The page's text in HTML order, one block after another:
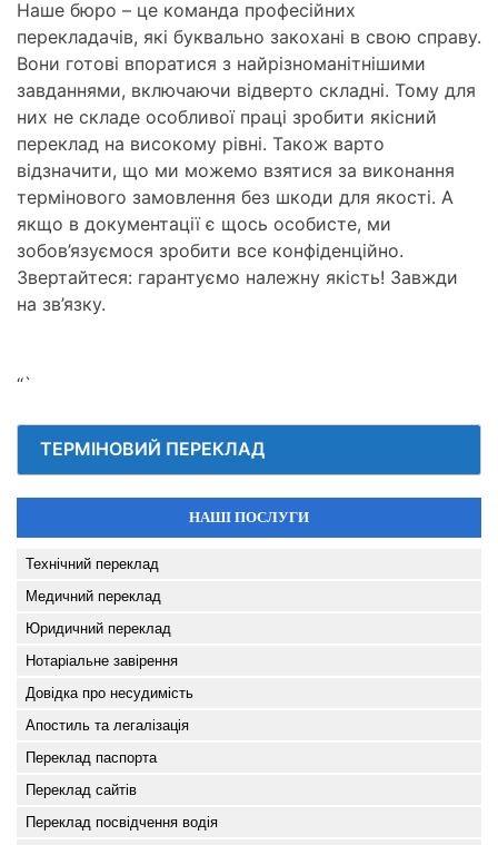
Наше бюро – це команда професійних
перекладачів, які буквально закохані в свою справу.
Вони готові впоратися з найрізноманітнішими
завданнями, включаючи відверто складні. Тому для
них не складе особливої праці зробити якісний
переклад на високому рівні. Також варто
відзначити, що ми можемо взятися за виконання
термінового замовлення без шкоди для якості. А
якщо в документації є щось особисте, ми
зобов’язуємося зробити все конфіденційно.
Звертайтеся: гарантуємо належну якість! Завжди
на зв’язку.
“`
ТЕРМІНОВИЙ ПЕРЕКЛАД
НАШІ ПОСЛУГИ
Технічний переклад
Медичний переклад
Юридичний переклад
Нотаріальне завірення
Довідка про несудимість
Апостиль та легалізація
Переклад паспорта
Переклад сайтів
Переклад посвідчення водія